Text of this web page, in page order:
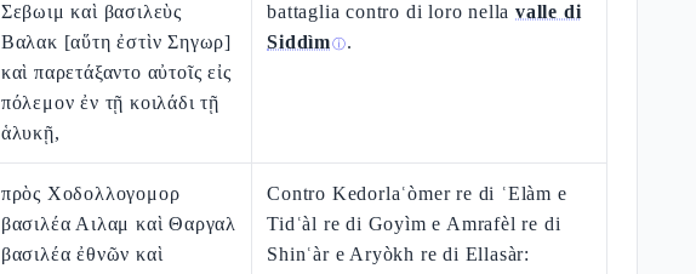
Σεβωιμ καὶ βασιλεὺς
Βαλακ [αὕτη ἐστὶν Σηγωρ]
καὶ παρετάξαντο αὐτοῖς εἰς
πόλεμον ἐν τῇ κοιλάδι τῇ
ἁλυκῇ,
battaglia contro di loro nellavalle di
Siddìmⓘ.
πρὸς Χοδολλογομορ
βασιλέα Αιλαμ καὶ Θαργαλ
βασιλέα ἐθνῶν καὶ
Contro Kedorlaʿòmer re di ʿElàm e
Tidʿàl re di Goyìm e Amrafèl re di
Shinʿàr e Aryòkh re di Ellasàr: